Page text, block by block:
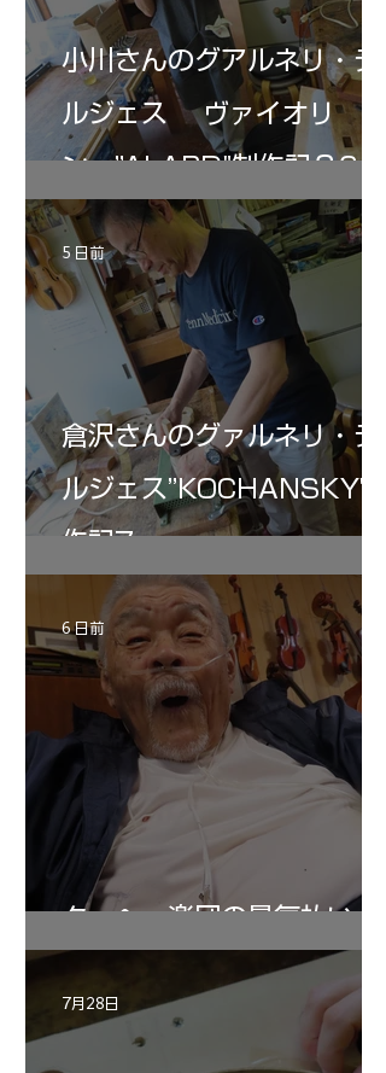
小川さんのグアルネリ・デ
ルジェス ヴァイオリ
ン ”ALARD"制作記３6
倉沢さんのグァルネリ・デ
ルジェス”KOCHANSKY"制
作記7
5 日前
ターヘー楽団の暑気払い
6 日前
7月28日